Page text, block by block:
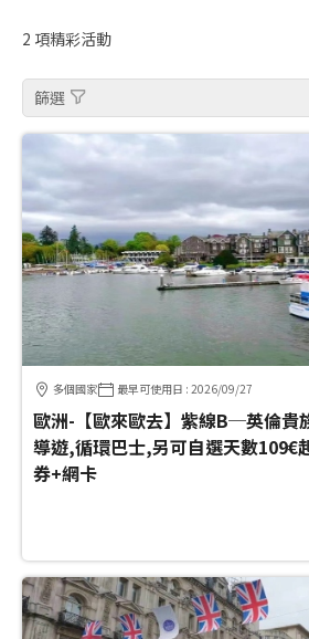
2 項精彩活動
篩選
多個國家 最早可使用日 : 2026/09/27
歐洲-【歐來歐去】紫線B─英倫貴
導遊,循環巴士,另可自選天數109€
券+網卡